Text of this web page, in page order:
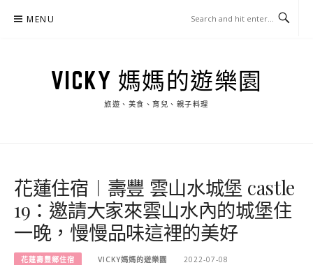
MENU
VICKY 媽媽的遊樂園
旅遊、美食、育兒、親子料理
花蓮住宿︱壽豐 雲山水城堡 castle
19：邀請大家來雲山水內的城堡住
一晚，慢慢品味這裡的美好
花蓮壽豐鄉住宿 VICKY媽媽的遊樂園 2022-07-08